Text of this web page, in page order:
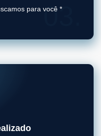
para você *
03.